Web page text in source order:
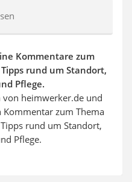
Kommentare zum
rund um Standort,
Pflege.
von heimwerker.de und
Kommentar zum Thema
rund um Standort,
Pflege.